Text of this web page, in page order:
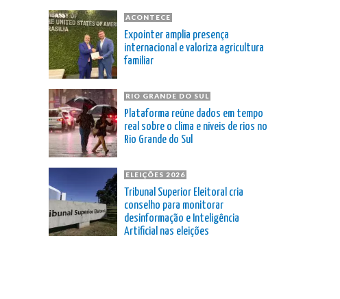
ACONTECE
Expointer amplia presença
internacional e valoriza agricultura
familiar
RIO GRANDE DO SUL
Plataforma reúne dados em tempo
real sobre o clima e níveis de rios no
Rio Grande do Sul
ELEIÇÕES 2026
Tribunal Superior Eleitoral cria
conselho para monitorar
desinformação e Inteligência
Artificial nas eleições